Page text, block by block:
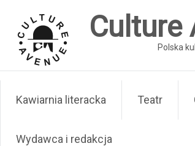
content
Culture
Polska
Kawiarnia literacka Teatr
Wydawca i redakcja